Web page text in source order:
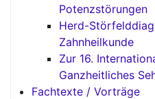
Potenzstörungen
Herd-
Zahnheilkunde
Zur 16.
Ganzheitliches
Fachtexte / Vorträge